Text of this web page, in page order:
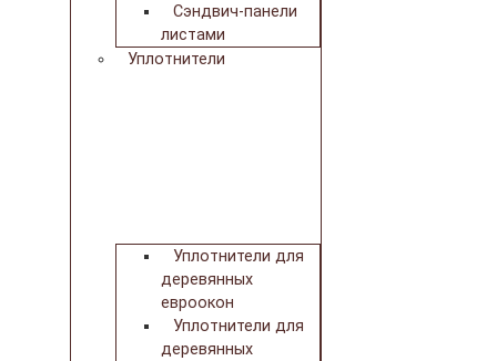
Сэндвич-панели
листами
Уплотнители
Уплотнители для
деревянных
евроокон
Уплотнители для
деревянных